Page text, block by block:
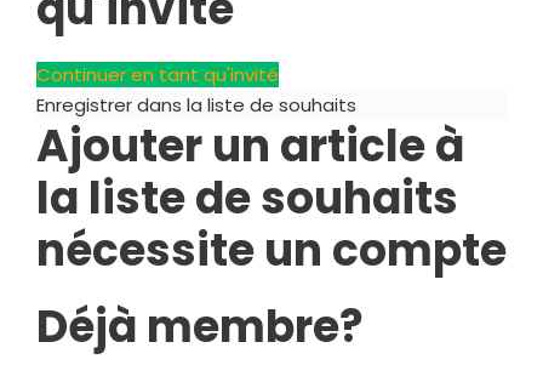
Continuer en tant qu'invité
Enregistrer dans la liste de souhaits
Ajouter un article à
la liste de souhaits
nécessite un compte
Déjà membre?